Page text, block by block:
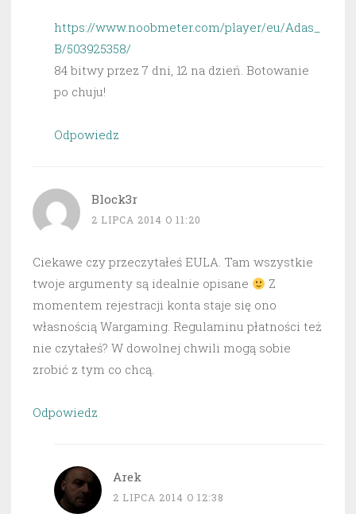
https://www.noobmeter.com/player/eu/Adas_
B/503925358/
84 bitwy przez 7 dni, 12 na dzień. Botowanie
po chuju!
Odpowiedz
Block3r
2 LIPCA 2014 O 11:20
Ciekawe czy przeczytałeś EULA. Tam wszystkie
twoje argumenty są idealnie opisane
Z
momentem rejestracji konta staje się ono
własnością Wargaming. Regulaminu płatności też
nie czytałeś? W dowolnej chwili mogą sobie
zrobić z tym co chcą.
Odpowiedz
Arek
2 LIPCA 2014 O 12:38